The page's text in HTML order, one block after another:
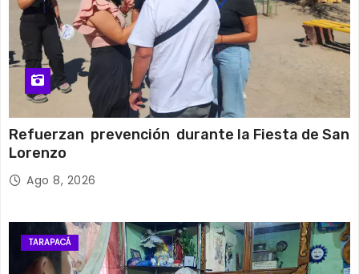
Refuerzan prevención durante la Fiesta de San
Lorenzo
Ago 8, 2026
TARAPACÁ